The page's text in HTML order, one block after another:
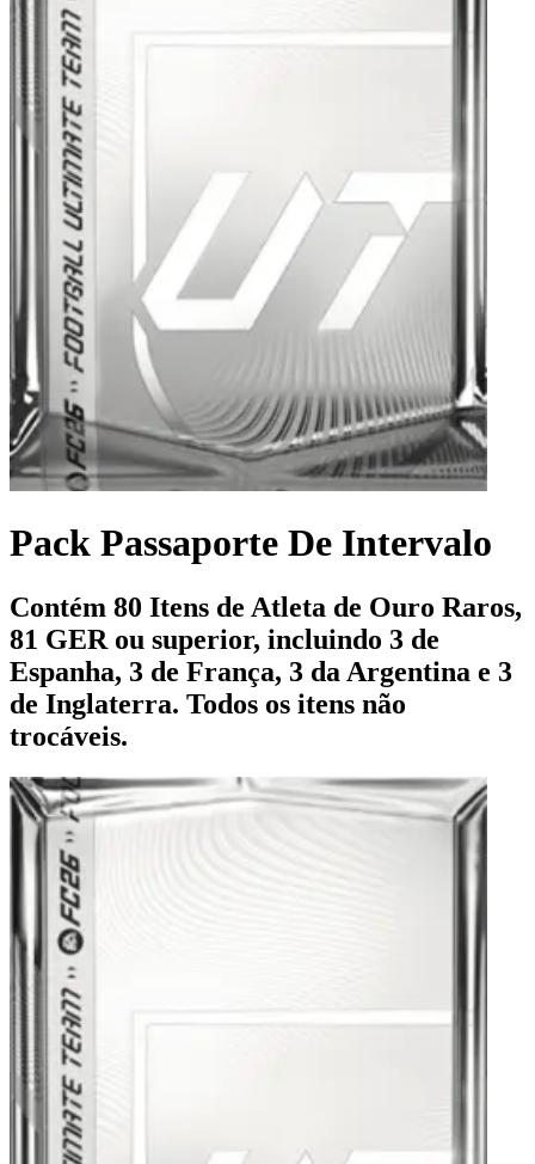
Pack Passaporte De Intervalo
Contém 80 Itens de Atleta de Ouro Raros,
81 GER ou superior, incluindo 3 de
Espanha, 3 de França, 3 da Argentina e 3
de Inglaterra. Todos os itens não
trocáveis.